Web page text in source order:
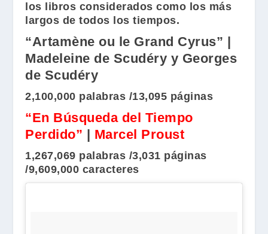
los libros considerados como los más
largos de todos los tiempos.
“Artamène ou le Grand Cyrus” |
Madeleine de Scudéry y Georges
de Scudéry
2,100,000 palabras /13,095 páginas
“En Búsqueda del Tiempo
Perdido” | Marcel Proust
1,267,069 palabras /3,031 páginas
/9,609,000 caracteres